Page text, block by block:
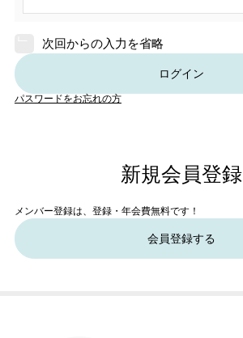
次回からの入力を省略
ログイン
パスワードをお忘れの方
新規会員登録
メンバー登録は、登録・年会費無料です！
会員登録する